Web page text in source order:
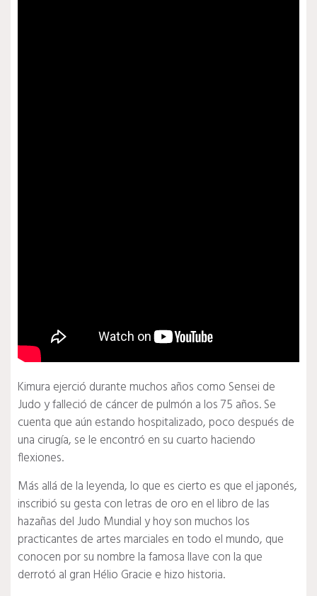
Kimura ejerció durante muchos años como Sensei de
Judo y falleció de cáncer de pulmón a los 75 años. Se
cuenta que aún estando hospitalizado, poco después de
una cirugía, se le encontró en su cuarto haciendo
flexiones.
Más allá de la leyenda, lo que es cierto es que el japonés,
inscribió su gesta con letras de oro en el libro de las
hazañas del Judo Mundial y hoy son muchos los
practicantes de artes marciales en todo el mundo, que
conocen por su nombre la famosa llave con la que
derrotó al gran Hélio Gracie e hizo historia.